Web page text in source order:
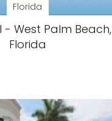
Florida
- West Palm Beach,
Florida